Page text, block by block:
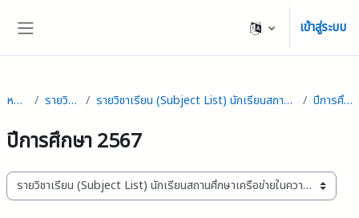
เข้าสู่ระบบ
หน้าหลัก รายวิชาทั้งหมด รายวิชาเรียน (Subject List) นักเรียนสถานศึกษาเครือข่ายในความร่วมมือ (COD) ปีการศึกษา 2567
ปีการศึกษา 2567
ประเภทของรายวิชา